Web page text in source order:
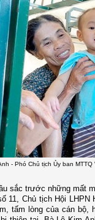
- Phó Chủ tịch Ủy ban
sắc trước những mất
11, Chủ tịch Hội
tấm lòng của cán bộ,